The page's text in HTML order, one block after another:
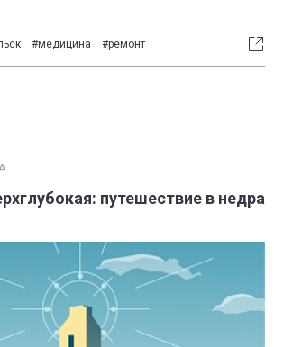
#медицина #ремонт
путешествие в недра